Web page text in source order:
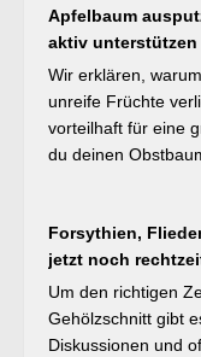
Material werden
#Bodenpflege
pro Woche und
dafür, dass du
erntest und der
Braunfäule
Wurzelwerk –
Kurzfassung: Ein
wiederholt werden.
entfernen, damit
Das Anbinden des
Schnüren
erfahrene Gärtner
Apfelbaum
aktiv unterstützen
Wir erklären,
unreife Früchte
vorteilhaft für eine
du deinen
jetzt – vor dem
Wochen – sollten
ausgedünnt
5 % der Blüten
rechtzeitiges
Forsythien,
jetzt noch
Um den richtigen
Gehölzschnitt gibt
Diskussionen und